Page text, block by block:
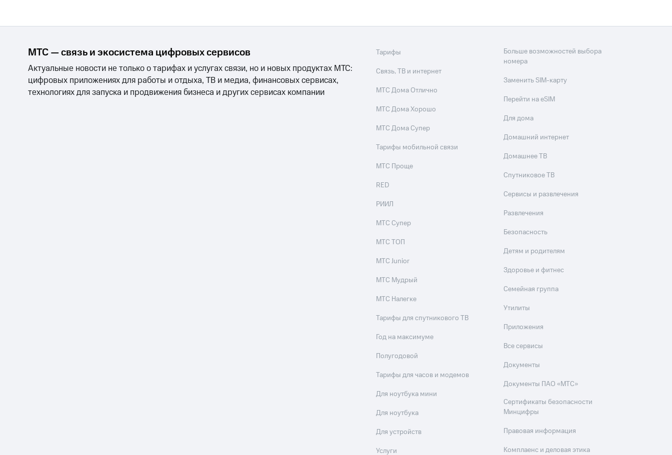
МТС — связь и экосистема цифровых сервисов
Актуальные новости не только о тарифах и услугах связи, но и новых продуктах МТС:
цифровых приложениях для работы и отдыха, ТВ и медиа, финансовых сервисах,
технологиях для запуска и продвижения бизнеса и других сервисах компании
Тарифы
Связь, ТВ и интернет
МТС Дома Отлично
МТС Дома Хорошо
МТС Дома Супер
Тарифы мобильной связи
МТС Проще
RED
РИИЛ
МТС Супер
МТС ТОП
МТС Junior
МТС Мудрый
МТС Налегке
Тарифы для спутникового ТВ
Год на максимуме
Полугодовой
Тарифы для часов и модемов
Для ноутбука мини
Для ноутбука
Для устройств
Услуги
Больше возможностей выбора
номера
Заменить SIM-карту
Перейти на eSIM
Для дома
Домашний интернет
Домашнее ТВ
Спутниковое ТВ
Сервисы и развлечения
Развлечения
Безопасность
Детям и родителям
Здоровье и фитнес
Семейная группа
Утилиты
Приложения
Все сервисы
Документы
Документы ПАО «МТС»
Сертификаты безопасности
Минцифры
Правовая информация
Комплаенс и деловая этика